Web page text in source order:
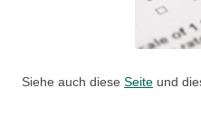
Siehe auch diese Seite und